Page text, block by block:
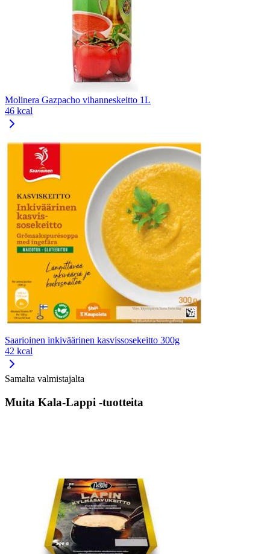
Molinera Gazpacho vihanneskeitto 1L
46 kcal
Saarioinen inkiväärinen kasvissosekeitto 300g
42 kcal
Samalta valmistajalta
Muita Kala-Lappi -tuotteita